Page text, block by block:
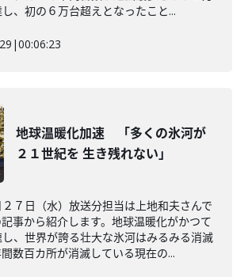
、初の６万台超えとなったこと...
|00:06:23
地球温暖化加速 「多くの氷河が
２１世紀を 生き残れない」
７日（水）放送分担当は上地和夫さんで
事から紹介します。地球温暖化がかつて
、世界が誇る壮大な氷河はみるみる消滅
数百カ所が消滅している現在の...